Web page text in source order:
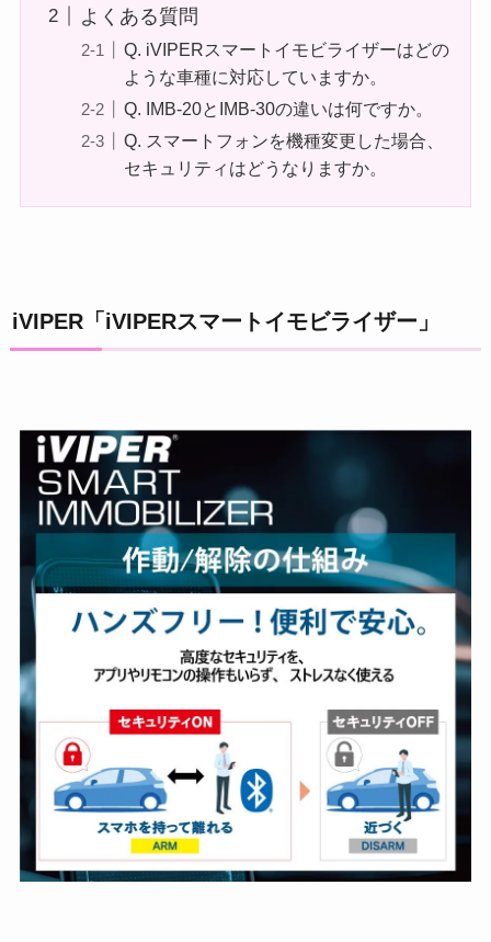
よくある質問
Q. iVIPERスマートイモビライザーはどの
ような車種に対応していますか。
Q. IMB-20とIMB-30の違いは何ですか。
Q. スマートフォンを機種変更した場合、
セキュリティはどうなりますか。
iVIPER「iVIPERスマートイモビライザー」